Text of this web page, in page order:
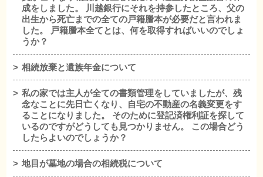
成をしました。 川越銀行にそれを持参したところ、父の
出生から死亡までの全ての戸籍謄本が必要だと言われま
した。 戸籍謄本全てとは、何を取得すればいいのでしょ
うか？
相続放棄と遺族年金について
私の家では主人が全ての書類管理をしていましたが、残
念なことに先日亡くなり、自宅の不動産の名義変更をす
ることになりました。 そのために登記済権利証を探して
いるのですがどうしても見つかりません。 この場合どう
したらよいのでしょうか？
地目が墓地の場合の相続税について